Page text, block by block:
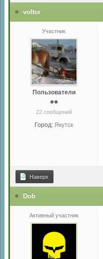
volter
Участник
Пользователи
22 сообщений
Город: Якутск
Наверх
Dob
Активный участник